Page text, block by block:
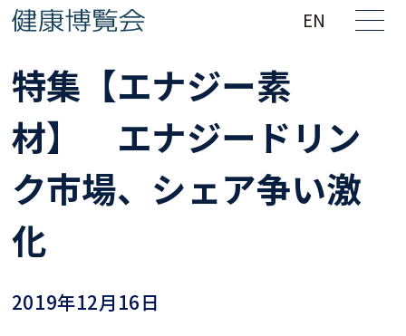
EN
特集【エナジー素
材】 エナジードリン
ク市場、シェア争い激
化
2019年12月16日